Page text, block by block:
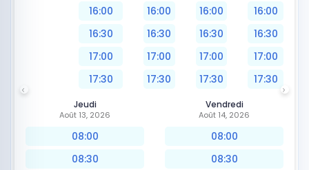
16:00
16:30
17:00
17:30
16:00
16:30
17:00
17:30
16:00
16:30
17:00
17:30
16:00
16:30
17:00
17:30
Jeudi
Août 13, 2026
08:00
08:30
Vendredi
Août 14, 2026
08:00
08:30